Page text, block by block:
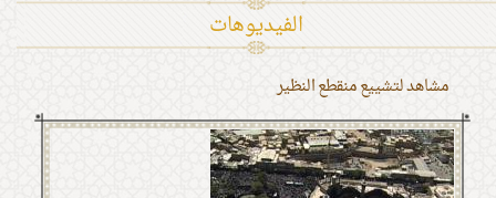
الفیدیوهات
مشاهد لتشييع منقطع النظير